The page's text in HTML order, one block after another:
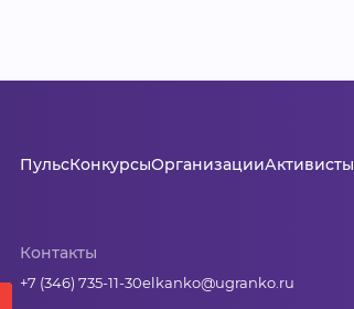
ПульсКонкурсыОрганизацииАктивисты
Контакты
+7 (346) 735-11-30elkanko@ugranko.ru